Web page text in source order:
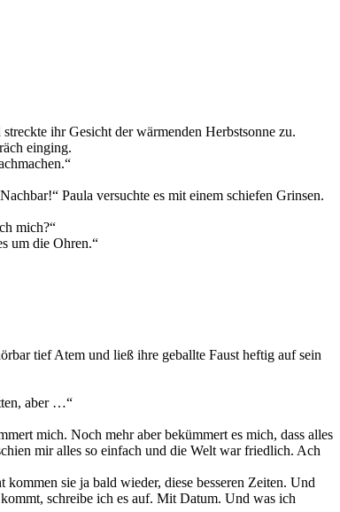
ihr Gesicht der wärmenden Herbstsonne zu.
einging.
Paula versuchte es mit einem schiefen Grinsen.
mich?“
um die Ohren.“
tief Atem und ließ ihre geballte Faust heftig auf sein
aber …“
mich. Noch mehr aber bekümmert es mich, dass alles
mir alles so einfach und die Welt war friedlich. Ach
sie ja bald wieder, diese besseren Zeiten. Und
schreibe ich es auf. Mit Datum. Und was ich